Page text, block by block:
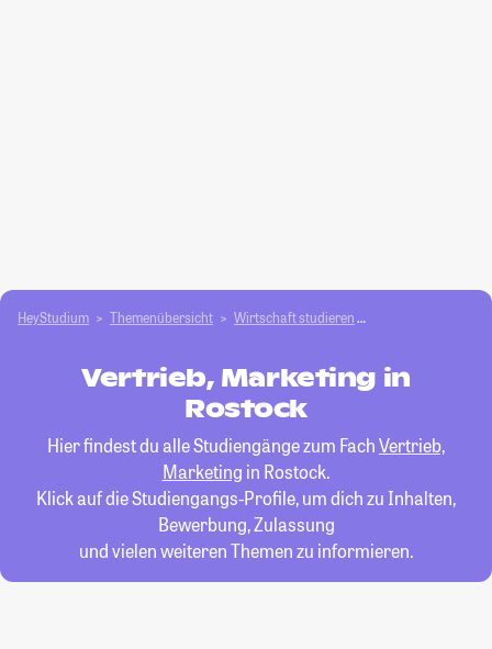
HeyStudium Themenübersicht Wirtschaft studieren
Vertrieb, Marketing in
Rostock
Hier findest du alle Studiengänge zum FachVertrieb,
Marketing in Rostock.
Klick auf die Studiengangs-Profile, um dich zu Inhalten,
Bewerbung, Zulassung
und vielen weiteren Themen zu informieren.